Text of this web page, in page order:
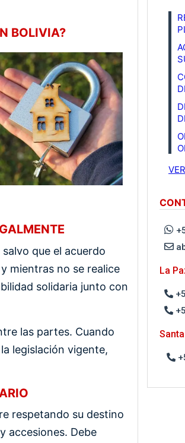
BOLIVIA?
que el acuerdo
mientras no se realice
solidaria junto con
las partes. Cuando
legislación vigente,
respetando su destino
accesiones. Debe
La